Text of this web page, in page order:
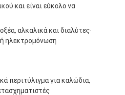
και είναι εύκολο να
αλκαλικά και διαλύτες·
ηλεκτρομόνωση
περιτύλιγμα για καλώδια,